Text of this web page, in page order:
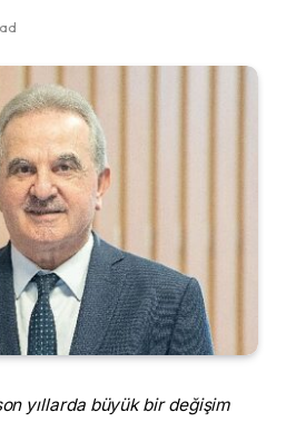
yıllarda büyük bir değişim